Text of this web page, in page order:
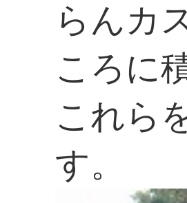
らんカ
ころに
これら
す。